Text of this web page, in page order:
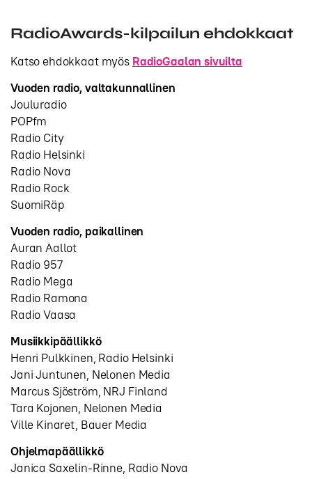
RadioAwards-kilpailun ehdokkaat
Katso ehdokkaat myös RadioGaalan sivuilta
Vuoden radio, valtakunnallinen
Jouluradio
POPfm
Radio City
Radio Helsinki
Radio Nova
Radio Rock
SuomiRäp
Vuoden radio, paikallinen
Auran Aallot
Radio 957
Radio Mega
Radio Ramona
Radio Vaasa
Musiikkipäällikkö
Henri Pulkkinen, Radio Helsinki
Jani Juntunen, Nelonen Media
Marcus Sjöström, NRJ Finland
Tara Kojonen, Nelonen Media
Ville Kinaret, Bauer Media
Ohjelmapäällikkö
Janica Saxelin-Rinne, Radio Nova